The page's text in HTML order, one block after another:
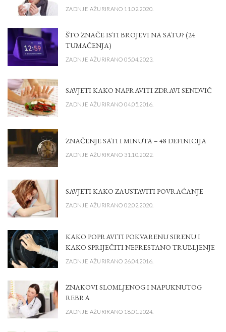
ZADNJE AŽURIRANO 11.02.2020.
ŠTO ZNAČE ISTI BROJEVI NA SATU? (24
TUMAČENJA)
ZADNJE AŽURIRANO 05.04.2023.
SAVJETI KAKO NAPRAVITI ZDRAVI SENDVIČ
ZADNJE AŽURIRANO 04.05.2016.
ZNAČENJE SATI I MINUTA – 48 DEFINICIJA
ZADNJE AŽURIRANO 31.10.2022.
SAVJETI KAKO ZAUSTAVITI POVRAĆANJE
ZADNJE AŽURIRANO 02.02.2020.
KAKO POPRAVITI POKVARENU SIRENU I
KAKO SPRIJEČITI NEPRESTANO TRUBLJENJE
ZADNJE AŽURIRANO 26.04.2016.
ZNAKOVI SLOMLJENOG I NAPUKNUTOG
REBRA
ZADNJE AŽURIRANO 18.01.2024.